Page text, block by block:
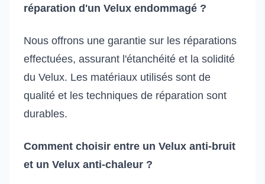
réparation d'un Velux endommagé ?
Nous offrons une garantie sur les réparations
effectuées, assurant l'étanchéité et la solidité
du Velux. Les matériaux utilisés sont de
qualité et les techniques de réparation sont
durables.
Comment choisir entre un Velux anti-bruit
et un Velux anti-chaleur ?